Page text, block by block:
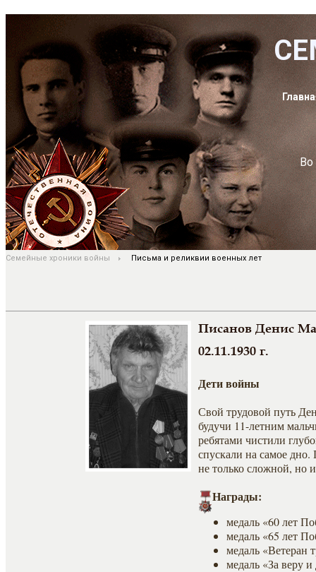
Во
Семейные хроники войны Письма и реликвии военных лет
Писанов Денис
02.11.1930 г.
Дети войны
Свой трудовой путь
будучи 11-летним
ребятами чистили
спускали на самое
не только сложной, но
Награды:
медаль «60 лет
медаль «65 лет
медаль «Ветеран
медаль «За веру